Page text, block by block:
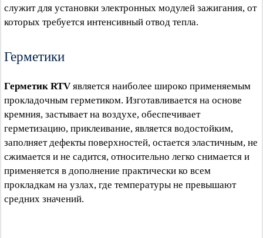
служит для установки электронных модулей зажигания, от
которых требуется интенсивный отвод тепла.
Герметики
Герметик RTV является наиболее широко применяемым
прокладочным герметиком. Изготавливается на основе
кремния, застывает на воздухе, обеспечивает
герметизацию, приклеивание, является водостойким,
заполняет дефекты поверхностей, остается эластичным, не
сжимается и не садится, относительно легко снимается и
применяется в дополнение практически ко всем
прокладкам на узлах, где температуры не превышают
средних значений.